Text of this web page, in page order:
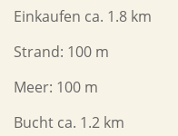
Einkaufen ca. 1.8 km
Strand: 100 m
Meer: 100 m
Bucht ca. 1.2 km